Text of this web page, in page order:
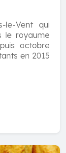
le-Vent qui
le royaume
octobre
en 2015